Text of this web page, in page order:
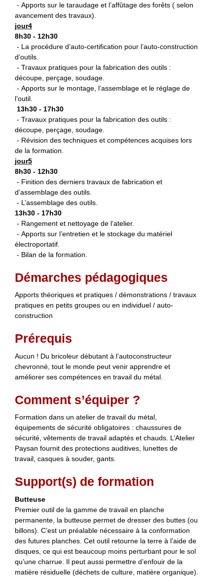
- Apports sur le taraudage et l’affûtage des forêts ( selon
avancement des travaux).
jour4
8h30 - 12h30
- La procédure d’auto-certification pour l’auto-construction
d’outils.
- Travaux pratiques pour la fabrication des outils :
découpe, perçage, soudage.
- Apports sur le montage, l’assemblage et le réglage de
l’outil.
13h30 - 17h30
- Travaux pratiques pour la fabrication des outils :
découpe, perçage, soudage.
- Révision des techniques et compétences acquises lors
de la formation.
jour5
8h30 - 12h30
- Finition des derniers travaux de fabrication et
d’assemblage des outils.
- L’assemblage des outils.
13h30 - 17h30
- Rangement et nettoyage de l’atelier.
- Apports sur l’entretien et le stockage du matériel
électroportatif.
- Bilan de la formation.
Démarches pédagogiques
Apports théoriques et pratiques / démonstrations / travaux
pratiques en petits groupes ou en individuel / auto-
construction
Prérequis
Aucun ! Du bricoleur débutant à l’autoconstructeur
chevronné, tout le monde peut venir apprendre et
améliorer ses compétences en travail du métal.
Comment s’équiper ?
Formation dans un atelier de travail du métal,
équipements de sécurité obligatoires : chaussures de
sécurité, vêtements de travail adaptés et chauds. L’Atelier
Paysan fournit des protections auditives, lunettes de
travail, casques à souder, gants.
Support(s) de formation
Butteuse
Premier outil de la gamme de travail en planche
permanente, la butteuse permet de dresser des buttes (ou
billons). C’est un préalable nécessaire à la conformation
des futures planches. Cet outil retourne la terre à l’aide de
disques, ce qui est beaucoup moins perturbant pour le sol
qu’une charrue. Il peut aussi permettre d’enfouir de la
matière résiduelle (déchets de culture, matière organique).